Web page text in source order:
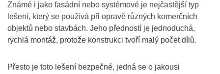
Známé i jako fasádní nebo systémové je nejčastější typ
lešení, který se používá při opravě různých komerčních
objektů nebo stavbách. Jeho předností je jednoduchá,
rychlá montáž, protože konstrukci tvoří malý počet dílů.
Přesto je toto lešení bezpečné, jedná se o jakousi